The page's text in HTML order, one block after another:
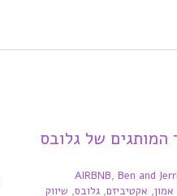
המותגים של גלובס
AIRBNB, Ben and
אמון, אקטיביזם, גלובס, שיווק